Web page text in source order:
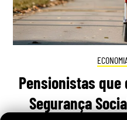
Pensionistas que
Segurança